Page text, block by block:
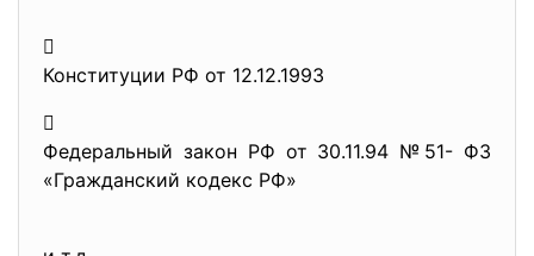

Конституции РФ от 12.12.1993

Федеральный закон РФ от 30.11.94 №51- ФЗ
«Гражданский кодекс РФ»